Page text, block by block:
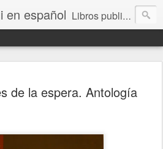
en español Libros publicados por los escritores saharauis que crean en español.
de la espera. Antología